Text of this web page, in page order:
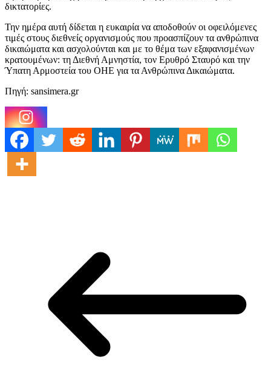
δικτατορίες.
Την ημέρα αυτή δίδεται η ευκαιρία να αποδοθούν οι οφειλόμενες
τιμές στους διεθνείς οργανισμούς που προασπίζουν τα ανθρώπινα
δικαιώματα και ασχολούνται και με το θέμα των εξαφανισμένων
κρατουμένων: τη Διεθνή Αμνηστία, τον Ερυθρό Σταυρό και την
Ύπατη Αρμοστεία του ΟΗΕ για τα Ανθρώπινα Δικαιώματα.
Πηγή: sansimera.gr